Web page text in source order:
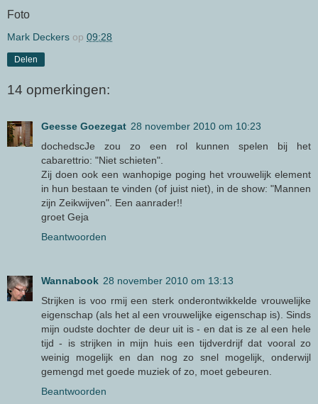
Foto
Mark Deckers op 09:28
Delen
14 opmerkingen:
Geesse Goezegat 28 november 2010 om 10:23
dochedscJe zou zo een rol kunnen spelen bij het
cabarettrio: "Niet schieten".
Zij doen ook een wanhopige poging het vrouwelijk element
in hun bestaan te vinden (of juist niet), in de show: "Mannen
zijn Zeikwijven". Een aanrader!!
groet Geja
Beantwoorden
Wannabook 28 november 2010 om 13:13
Strijken is voo rmij een sterk onderontwikkelde vrouwelijke
eigenschap (als het al een vrouwelijke eigenschap is). Sinds
mijn oudste dochter de deur uit is - en dat is ze al een hele
tijd - is strijken in mijn huis een tijdverdrijf dat vooral zo
weinig mogelijk en dan nog zo snel mogelijk, onderwijl
gemengd met goede muziek of zo, moet gebeuren.
Beantwoorden